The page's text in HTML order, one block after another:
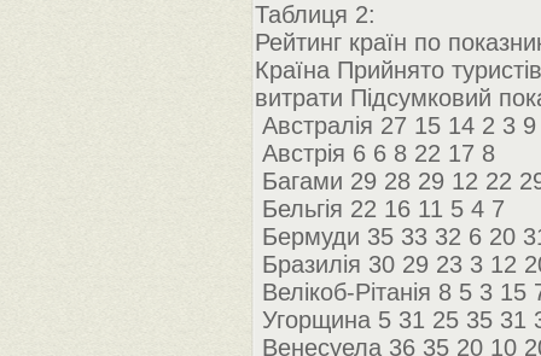
Таблиця 2:
Рейтинг країн по
Країна Прийнято
витрати Підсумковий
Австралія 27 15 14 2 3 9
Австрія 6 6 8 22 17 8
Багами 29 28 29 12 22
Бельгія 22 16 11 5 4 7
Бермуди 35 33 32 6 20
Бразилія 30 29 23 3 12
Велікоб-Рітанія 8 5 3 15
Угорщина 5 31 25 35 31
Венесуела 36 35 20 10